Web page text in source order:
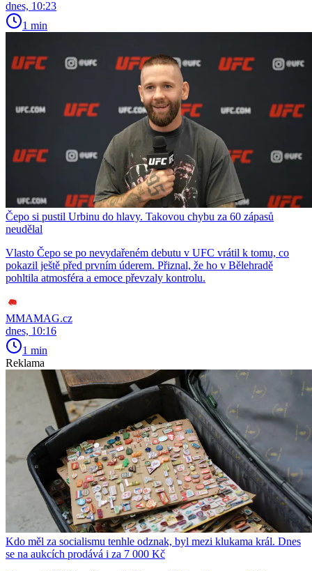
dnes, 10:23
1 min
Čepo si pustil Urbinu do hlavy. Takovou chybu za 60 zápasů
neudělal
Vlasto Čepo se po nevydařeném debutu v UFC vrátil k tomu, co
pokazil ještě před prvním úderem. Přiznal, že ho v Bělehradě
pohltila atmosféra a emoce převzaly kontrolu.
MMAMAG.cz
dnes, 10:16
1 min
Reklama
Kdo měl za socialismu tenhle odznak, byl mezi klukama král. Dnes
se na aukcích prodává i za 7 000 Kč